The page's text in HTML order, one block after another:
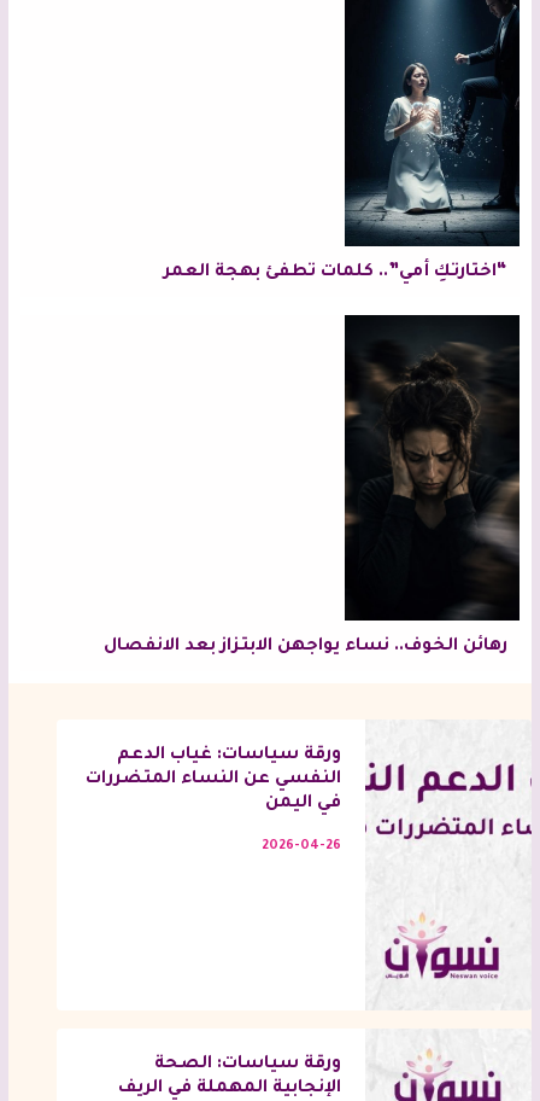
“اختارتكِ أمي”.. كلمات تطفئ بهجة العمر
رهائن الخوف.. نساء يواجهن الابتزاز بعد الانفصال
ورقة سياسات: غياب الدعم
النفسي عن النساء المتضررات
في اليمن
2026-04-26
ورقة سياسات: الصحة
الإنجابية المهملة في الريف